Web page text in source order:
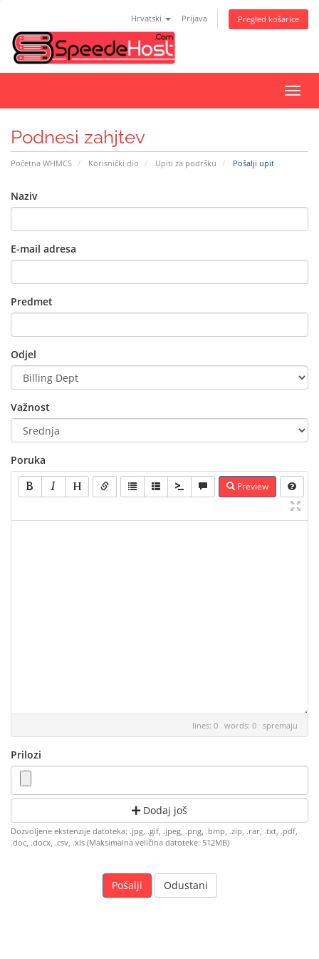
Hrvatski Prijava Pregled košarice
Podnesi zahjtev
Početna WHMCS Korisnički dio Upiti za podršku Pošalji upit
Naziv
E-mail adresa
Predmet
Odjel
Važnost
Poruka
Preview
lines: 0 words: 0 spremaju
Prilozi
Dodaj još
Dozvoljene ekstenzije datoteka: .jpg, .gif, .jpeg, .png, .bmp, .zip, .rar, .txt, .pdf,
.doc, .docx, .csv, .xls (Maksimalna veličina datoteke: 512MB)
Odustani